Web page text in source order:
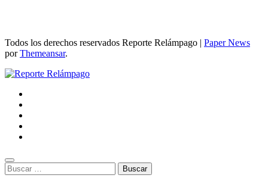
Todos los derechos reservados Reporte Relámpago | Paper News
porThemeansar.
Buscar: